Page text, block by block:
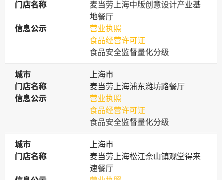
门店名称
门店名称
麦当劳上海中版创意设计产业基
地餐厅
信息公示
信息公示
营业执照
食品经营许可证
食品安全监督量化分级
城市
城市
上海市
门店名称
门店名称
麦当劳上海浦东潍坊路餐厅
信息公示
信息公示
营业执照
食品经营许可证
食品安全监督量化分级
城市
城市
上海市
门店名称
门店名称
麦当劳上海松江佘山镇观堂得来
速餐厅